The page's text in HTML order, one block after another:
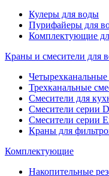
Кулеры для воды
Пурифайеры для
Комплектующие
Краны и смесители для
Четырехканальные
Трехканальные
Смесители для
Смесители серии
Смесители серии
Краны для
Комплектующие
Накопительные